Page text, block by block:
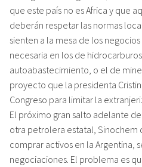
que este país no es Africa y que
deberán respetar las normas
sienten a la mesa de los
necesaria en los de
autoabastecimiento, o el de
proyecto que la presidenta
Congreso para limitar la
El próximo gran salto adelante
otra petrolera estatal, Sinochem
comprar activos en la Argentina,
negociaciones. El problema es